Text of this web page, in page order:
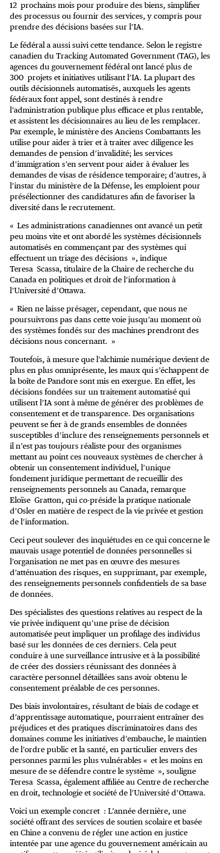
12 prochains mois pour produire des biens, simplifier
des processus ou fournir des services, y compris pour
prendre des décisions basées sur l’IA.
Le fédéral a aussi suivi cette tendance. Selon le registre
canadien du Tracking Automated Government (TAG), les
agences du gouvernement fédéral ont lancé plus de
300 projets et initiatives utilisant l’IA. La plupart des
outils décisionnels automatisés, auxquels les agents
fédéraux font appel, sont destinés à rendre
l’administration publique plus efficace et plus rentable,
et assistent les décisionnaires au lieu de les remplacer.
Par exemple, le ministère des Anciens Combattants les
utilise pour aider à trier et à traiter avec diligence les
demandes de pension d’invalidité; les services
d’immigration s’en servent pour aider à évaluer les
demandes de visas de résidence temporaire; d’autres, à
l’instar du ministère de la Défense, les emploient pour
présélectionner des candidatures afin de favoriser la
diversité dans le recrutement.
« Les administrations canadiennes ont avancé un petit
peu moins vite et ont abordé les systèmes décisionnels
automatisés en commençant par des systèmes qui
effectuent un triage des décisions », indique
Teresa Scassa, titulaire de la Chaire de recherche du
Canada en politiques et droit de l’information à
l’Université d’Ottawa.
« Rien ne laisse présager, cependant, que nous ne
poursuivrons pas dans cette voie jusqu’au moment où
des systèmes fondés sur des machines prendront des
décisions nous concernant. »
Toutefois, à mesure que l’alchimie numérique devient de
plus en plus omniprésente, les maux qui s’échappent de
la boîte de Pandore sont mis en exergue. En effet, les
décisions fondées sur un traitement automatisé qui
utilisent l’IA sont à même de générer des problèmes de
consentement et de transparence. Des organisations
peuvent se fier à de grands ensembles de données
susceptibles d’inclure des renseignements personnels et
il n’est pas toujours réaliste pour des organismes
mettant au point ces nouveaux systèmes de chercher à
obtenir un consentement individuel, l’unique
fondement juridique permettant de recueillir des
renseignements personnels au Canada, remarque
Eloïse Gratton, qui co-préside la pratique nationale
d’Osler en matière de respect de la vie privée et gestion
de l’information.
Ceci peut soulever des inquiétudes en ce qui concerne le
mauvais usage potentiel de données personnelles si
l’organisation ne met pas en œuvre des mesures
d’atténuation des risques, en supprimant, par exemple,
des renseignements personnels confidentiels de sa base
de données.
Des spécialistes des questions relatives au respect de la
vie privée indiquent qu’une prise de décision
automatisée peut impliquer un profilage des individus
basé sur les données de ces derniers. Cela peut
conduire à une surveillance intrusive et à la possibilité
de créer des dossiers réunissant des données à
caractère personnel détaillées sans avoir obtenu le
consentement préalable de ces personnes.
Des biais involontaires, résultant de biais de codage et
d’apprentissage automatique, pourraient entraîner des
préjudices et des pratiques discriminatoires dans des
domaines comme les initiatives d’embauche, le maintien
de l’ordre public et la santé, en particulier envers des
personnes parmi les plus vulnérables « et les moins en
mesure de se défendre contre le système », souligne
Teresa Scassa, également affiliée au Centre de recherche
en droit, technologie et société de l’Université d’Ottawa.
Voici un exemple concret : L’année dernière, une
société offrant des services de soutien scolaire et basée
en Chine a convenu de régler une action en justice
intentée par une agence du gouvernement américain au